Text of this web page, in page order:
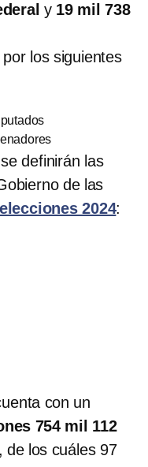
y 19 mil 738
los siguientes
definirán las
de las
elecciones 2024:
con un
754 mil 112
de los cuáles 97